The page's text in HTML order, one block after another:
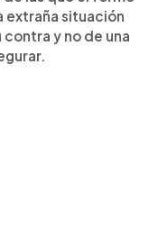
extraña situación
y no de una